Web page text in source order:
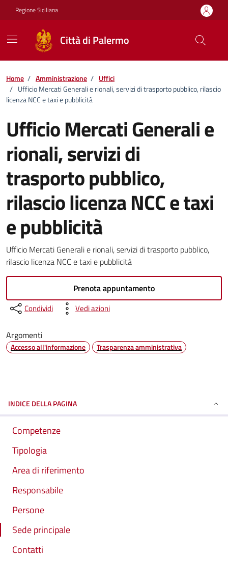
Vai ai contenuti
Vai al footer
Regione Siciliana
Città di Palermo
Home / Amministrazione / Uffici
/ Ufficio Mercati Generali e rionali, servizi di trasporto pubblico, rilascio
licenza NCC e taxi e pubblicità
Ufficio Mercati Generali e
rionali, servizi di
trasporto pubblico,
rilascio licenza NCC e taxi
e pubblicità
Ufficio Mercati Generali e rionali, servizi di trasporto pubblico,
rilascio licenza NCC e taxi e pubblicità
Prenota appuntamento
Condividi Vedi azioni
Argomenti
Accesso all'informazione Trasparenza amministrativa
INDICE DELLA PAGINA
Competenze
Tipologia
Area di riferimento
Responsabile
Persone
Sede principale
Contatti